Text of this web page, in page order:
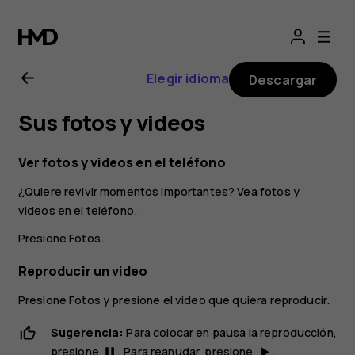
Manual
del
usuario
de
Nokia
6.2
Elegir idioma Descargar
Sus fotos y videos
Ver fotos y videos en el teléfono
¿Quiere revivir momentos importantes? Vea fotos y
videos en el teléfono.
PresioneFotos.
Reproducir un video
PresioneFotos y presione el video que quiera reproducir.
Sugerencia: Para colocar en pausa la reproducción,
presione
. Para reanudar, presione .